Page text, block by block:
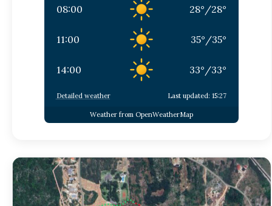
08:00 28° /28°
11:00 35° /35°
14:00 33° /33°
Detailed weather Last updated: 15:27
Weather from OpenWeatherMap